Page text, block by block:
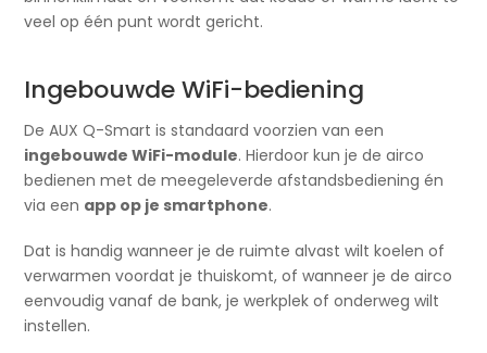
veel op één punt wordt gericht.
Ingebouwde WiFi-bediening
De AUX Q-Smart is standaard voorzien van een
ingebouwde WiFi-module. Hierdoor kun je de airco
bedienen met de meegeleverde afstandsbediening én
via een app op je smartphone.
Dat is handig wanneer je de ruimte alvast wilt koelen of
verwarmen voordat je thuiskomt, of wanneer je de airco
eenvoudig vanaf de bank, je werkplek of onderweg wilt
instellen.